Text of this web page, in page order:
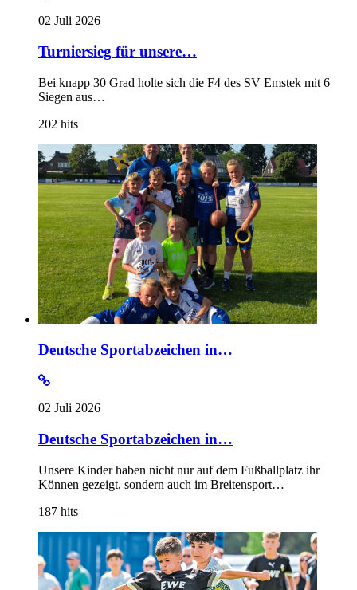
02 Juli 2026
Turniersieg für unsere…
Bei knapp 30 Grad holte sich die F4 des SV Emstek mit 6
Siegen aus…
202 hits
Deutsche Sportabzeichen in…
02 Juli 2026
Deutsche Sportabzeichen in…
Unsere Kinder haben nicht nur auf dem Fußballplatz ihr
Können gezeigt, sondern auch im Breitensport…
187 hits